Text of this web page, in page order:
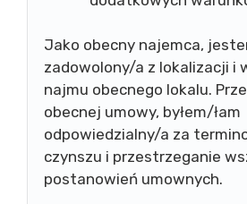
Jako obecny najemca,
zadowolony/a z lokalizacji i
najmu obecnego lokalu.
obecnej umowy, byłem/łam
odpowiedzialny/a za
czynszu i przestrzeganie
postanowień umownych.